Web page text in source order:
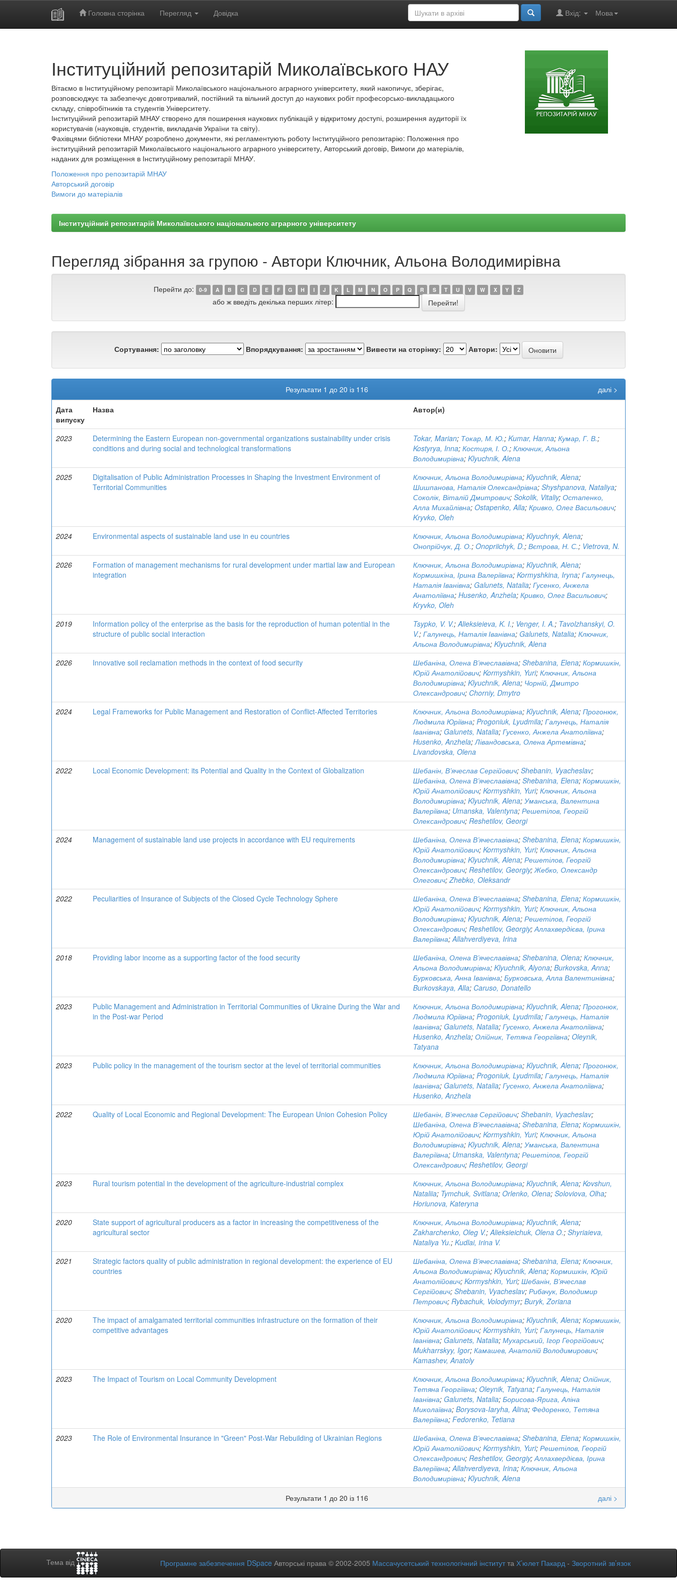
Головна сторінка Перегляд Довідка Мова
Вхід:
Інституційний репозитарій Миколаївського НАУ
Вітаємо в Інституційному репозитарії Миколаївського національного аграрного університету, який накопичує, зберігає,
розповсюджує та забезпечує довготривалий, постійний та вільний доступ до наукових робіт професорсько-викладацького
складу, співробітників та студентів Університету.
Інституційний репозитарій МНАУ створено для поширення наукових публікацій у відкритому доступі, розширення аудиторії їх
користувачів (науковців, студентів, викладачів України та світу).
Фахівцями бібліотеки МНАУ розроблено документи, які регламентують роботу Інституційного репозитарію: Положення про
інституційний репозитарій Миколаївського національного аграрного університету, Авторський договір, Вимоги до матеріалів,
наданих для розміщення в Інституційному репозитарії МНАУ.
Положення про репозитарій МНАУ
Авторський договір
Вимоги до матеріалів
Інституційний репозитарій Миколаївського національного аграрного університету
Перегляд зібрання за групою - Автори Ключник, Альона Володимирівна
Перейти до: 0-9 A B C D E F G H I J K L M N O P Q R S T U V W X Y Z
або ж введіть декілька перших літер:
Сортування: Впорядкування: Вивести на сторінку: Автори:
Результати 1 до 20 із 116
далі >
Дата
випуску
Назва Автор(и)
2023
Determining the Eastern European non-governmental organizations sustainability under crisis
conditions and during social and technological transformations
Tokar, Marian; Токар, М. Ю.; Kumar, Hanna; Кумар, Г. В.;
Kostyrya, Inna; Костиря, І. О.; Ключник, Альона
Володимирівна; Klyuchnik, Alena
2025
Digitalisation of Public Administration Processes in Shaping the Investment Environment of
Territorial Communities
Ключник, Альона Володимирівна; Klyuchnik, Alena;
Шишпанова, Наталія Олександрівна; Shyshpanova, Nataliya;
Соколік, Віталій Дмитрович; Sokolik, Vitaliy; Остапенко,
Алла Михайлівна; Ostapenko, Alla; Кривко, Олег Васильович;
Kryvko, Oleh
2024
Environmental aspects of sustainable land use in eu countries Ключник, Альона Володимирівна; Klyuchnyk, Alena;
Онопрійчук, Д. О.; Onopriichyk, D.; Вєтрова, Н. С.; Vietrova, N.
2026
Formation of management mechanisms for rural development under martial law and European
integration
Ключник, Альона Володимирівна; Klyuchnik, Alena;
Кормишкіна, Ірина Валеріївна; Kormyshkina, Iryna; Галунець,
Наталія Іванівна; Galunets, Natalia; Гусенко, Анжела
Анатоліївна; Husenko, Anzhela; Кривко, Олег Васильович;
Kryvko, Oleh
2019
Information policy of the enterprise as the basis for the reproduction of human potential in the
structure of public social interaction
Tsypko, V. V.;Alieksieieva, K. I.; Venger, I. A.; Tavolzhanskyi, O.
V.; Галунець, Наталія Іванівна; Galunets, Natalia; Ключник,
Альона Володимирівна; Klyuchnik, Alena
2026
Innovative soil reclamation methods in the context of food security Шебаніна, Олена В’ячеславівна; Shebanina, Elena; Кормишкін,
Юрій Анатолійович; Kormyshkin, Yuri; Ключник, Альона
Володимирівна; Klyuchnik, Alena; Чорній, Дмитро
Олександрович; Chorniy, Dmytro
2024
Legal Frameworks for Public Management and Restoration of Conflict-Affected Territories Ключник, Альона Володимирівна; Klyuchnik, Alena; Прогонюк,
Людмила Юріївна; Progoniuk, Lyudmila; Галунець, Наталія
Іванівна; Galunets, Natalia; Гусенко, Анжела Анатоліївна;
Husenko, Anzhela;Лівандовська, Олена Артемівна;
Livandovska, Olena
2022
Local Economic Development: its Potential and Quality in the Context of Globalization Шебанін, В’ячеслав Сергійович; Shebanin, Vyacheslav;
Шебаніна, Олена В’ячеславівна; Shebanina, Elena; Кормишкін,
Юрій Анатолійович; Kormyshkin, Yuri; Ключник, Альона
Володимирівна; Klyuchnik, Alena; Уманська, Валентина
Валеріївна; Umanska, Valentyna; Решетілов, Георгій
Олександрович; Reshetilov, Georgi
2024
Management of sustainable land use projects in accordance with EU requirements Шебаніна, Олена В’ячеславівна; Shebanina, Elena; Кормишкін,
Юрій Анатолійович; Kormyshkin, Yuri; Ключник, Альона
Володимирівна; Klyuchnik, Alena; Решетілов, Георгій
Олександрович; Reshetilov, Georgiy;Жебко, Олександр
Олегович;Zhebko, Oleksandr
2022
Peculiarities of Insurance of Subjects of the Closed Cycle Technology Sphere Шебаніна, Олена В’ячеславівна; Shebanina, Elena; Кормишкін,
Юрій Анатолійович; Kormyshkin, Yuri; Ключник, Альона
Володимирівна; Klyuchnik, Alena; Решетілов, Георгій
Олександрович; Reshetilov, Georgiy;Аллахвердієва, Ірина
Валеріївна;Allahverdiyeva, Irina
2018
Providing labor income as a supporting factor of the food security Шебаніна, Олена В’ячеславівна; Shebanina, Olena; Ключник,
Альона Володимирівна; Klyuchnik, Alyona; Burkovska, Anna;
Бурковська, Анна Іванівна; Бурковська, Алла Валентинівна;
Burkovskaya, Alla; Caruso, Donatello
2023
Public Management and Administration in Territorial Communities of Ukraine During the War and
in the Post-war Period
Ключник, Альона Володимирівна; Klyuchnik, Alena; Прогонюк,
Людмила Юріївна; Progoniuk, Lyudmila; Галунець, Наталія
Іванівна; Galunets, Natalia; Гусенко, Анжела Анатоліївна;
Husenko, Anzhela; Олійник, Тетяна Георгіївна; Oleynik,
Tatyana
2023
Public policy in the management of the tourism sector at the level of territorial communities Ключник, Альона Володимирівна; Klyuchnik, Alena; Прогонюк,
Людмила Юріївна; Progoniuk, Lyudmila; Галунець, Наталія
Іванівна; Galunets, Natalia; Гусенко, Анжела Анатоліївна;
Husenko, Anzhela
2022
Quality of Local Economic and Regional Development: The European Union Cohesion Policy Шебанін, В’ячеслав Сергійович; Shebanin, Vyacheslav;
Шебаніна, Олена В’ячеславівна; Shebanina, Elena; Кормишкін,
Юрій Анатолійович; Kormyshkin, Yuri; Ключник, Альона
Володимирівна; Klyuchnik, Alena; Уманська, Валентина
Валеріївна; Umanska, Valentyna; Решетілов, Георгій
Олександрович; Reshetilov, Georgi
2023
Rural tourism potential in the development of the agriculture-industrial complex Ключник, Альона Володимирівна; Klyuchnik, Alena; Kovshun,
Nataliia; Tymchuk, Svitlana; Orlenko, Olena; Soloviova, Olha;
Horiunova, Kateryna
2020
State support of agricultural producers as a factor in increasing the competitiveness of the
agricultural sector
Ключник, Альона Володимирівна; Klyuchnik, Alena;
Zakharchenko, Oleg V.;Alieksieichuk, Olena O.; Shyriaieva,
Nataliya Yu.; Kudlai, Іrina V.
2021
Strategic factors quality of public administration in regional development: the experience of EU
countries
Шебаніна, Олена В’ячеславівна; Shebanina, Elena; Ключник,
Альона Володимирівна; Klyuchnik, Alena; Кормишкін, Юрій
Анатолійович; Kormyshkin, Yuri; Шебанін, В’ячеслав
Сергійович; Shebanin, Vyacheslav; Рибачук, Володимир
Петрович; Rybachuk, Volodymyr; Buryk, Zoriana
2020
The impact of amalgamated territorial communities infrastructure on the formation of their
competitive advantages
Ключник, Альона Володимирівна; Klyuchnik, Alena; Кормишкін,
Юрій Анатолійович; Kormyshkin, Yuri; Галунець, Наталія
Іванівна; Galunets, Natalia; Мухарський, Ігор Георгійович;
Mukharrskyy, Igor; Камашев, Анатолій Володимирович;
Kamashev, Anatoly
2023
The Impact of Tourism on Local Community Development Ключник, Альона Володимирівна; Klyuchnik, Alena; Олійник,
Тетяна Георгіївна; Oleynik, Tatyana; Галунець, Наталія
Іванівна; Galunets, Natalia; Борисова-Ярига, Аліна
Миколаївна; Borysova-Iaryha, Alina; Федоренко, Тетяна
Валеріївна; Fedorenko, Tetiana
2023
The Role of Environmental Insurance in "Green" Post-War Rebuilding of Ukrainian Regions Шебаніна, Олена В’ячеславівна; Shebanina, Elena; Кормишкін,
Юрій Анатолійович; Kormyshkin, Yuri; Решетілов, Георгій
Олександрович; Reshetilov, Georgiy;Аллахвердієва, Ірина
Валеріївна;Allahverdiyeva, Irina; Ключник, Альона
Володимирівна; Klyuchnik, Alena
Результати 1 до 20 із 116
далі >
Тема від Програмне забезпечення DSpace Авторські права © 2002-2005 Массачусетський технологічний інститутта Х’юлет Пакард - Зворотний зв’язок